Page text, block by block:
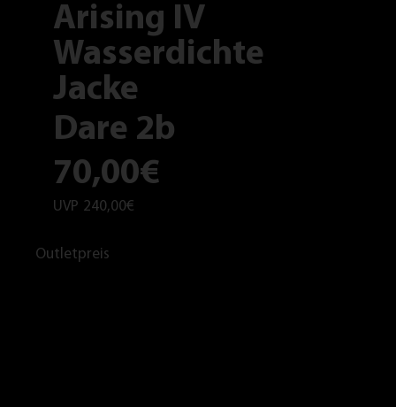
Arising IV
Wasserdichte
Jacke
Dare 2b
70,00€
UVP 240,00€
Outletpreis